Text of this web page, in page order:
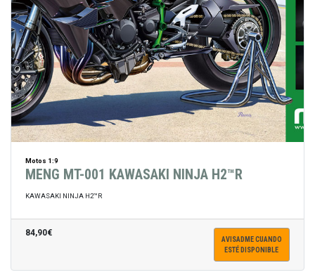
Motos 1:9
MENG MT-001 KAWASAKI NINJA H2™R
KAWASAKI NINJA H2™R
84,90€
AVISADME CUANDO
ESTÉ DISPONIBLE